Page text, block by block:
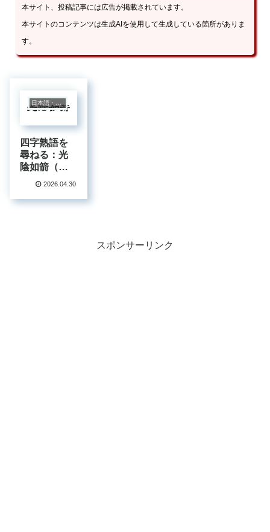
本サイト、投稿記事には広告が掲載されています。
本サイトのコンテンツは生成AIを使用して生成している箇所がありま
す。
四字熟語を
尋ねる：光
陰如箭（こ
ういんじょ
2026.04.30
スポンサーリンク